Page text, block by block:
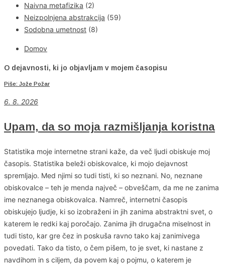
Naivna metafizika (2)
Neizpolnjena abstrakcija (59)
Sodobna umetnost (8)
Domov
O dejavnosti, ki jo objavljam v mojem časopisu
Piše: Jože Požar
6. 8. 2026
Upam, da so moja razmišljanja koristna
Statistika moje internetne strani kaže, da več ljudi obiskuje moj
časopis. Statistika beleži obiskovalce, ki mojo dejavnost
spremljajo. Med njimi so tudi tisti, ki so neznani. No, neznane
obiskovalce – teh je menda največ – obveščam, da me ne zanima
ime neznanega obiskovalca. Namreč, internetni časopis
obiskujejo ljudje, ki so izobraženi in jih zanima abstraktni svet, o
katerem le redki kaj poročajo. Zanima jih drugačna miselnost in
tudi tisto, kar gre čez in poskuša ravno tako kaj zanimivega
povedati. Tako da tisto, o čem pišem, to je svet, ki nastane z
navdihom in s ciljem, da povem kaj o pojmu, o katerem je